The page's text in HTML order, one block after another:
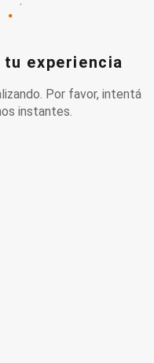
experiencia
Por favor, intentá
instantes.